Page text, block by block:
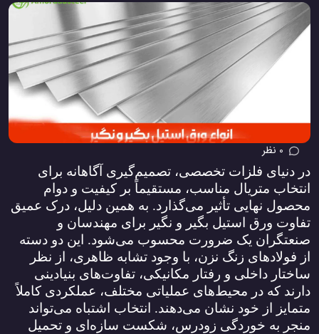
0 نظر
در دنیای فلزات تخصصی، تصمیم‌گیری آگاهانه برای
انتخاب متریال مناسب، مستقیماً بر کیفیت و دوام
محصول نهایی تأثیر می‌گذارد. به همین دلیل، درک عمیق
تفاوت ورق استیل بگیر و نگیر برای مهندسان و
صنعتگران یک ضرورت محسوب می‌شود. این دو دسته
از فولادهای زنگ نزن، با وجود تشابه ظاهری، از نظر
ساختار داخلی و رفتار مکانیکی، تفاوت‌های بنیادینی
دارند که در محیط‌های عملیاتی مختلف، عملکردی کاملاً
متمایز از خود نشان می‌دهند. انتخاب اشتباه می‌تواند
منجر به خوردگی زودرس، شکست سازه‌ای و تحمیل